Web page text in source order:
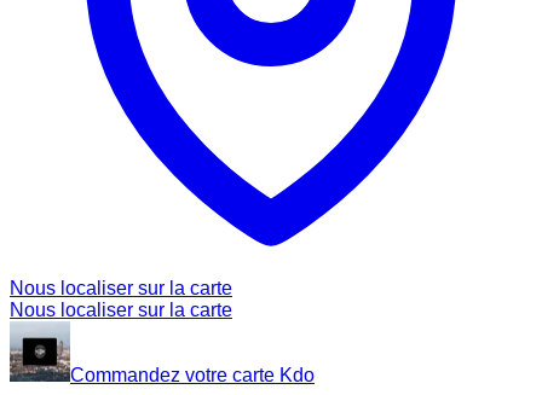
Nous localiser sur la carte
Nous localiser sur la carte
Commandez votre carte Kdo